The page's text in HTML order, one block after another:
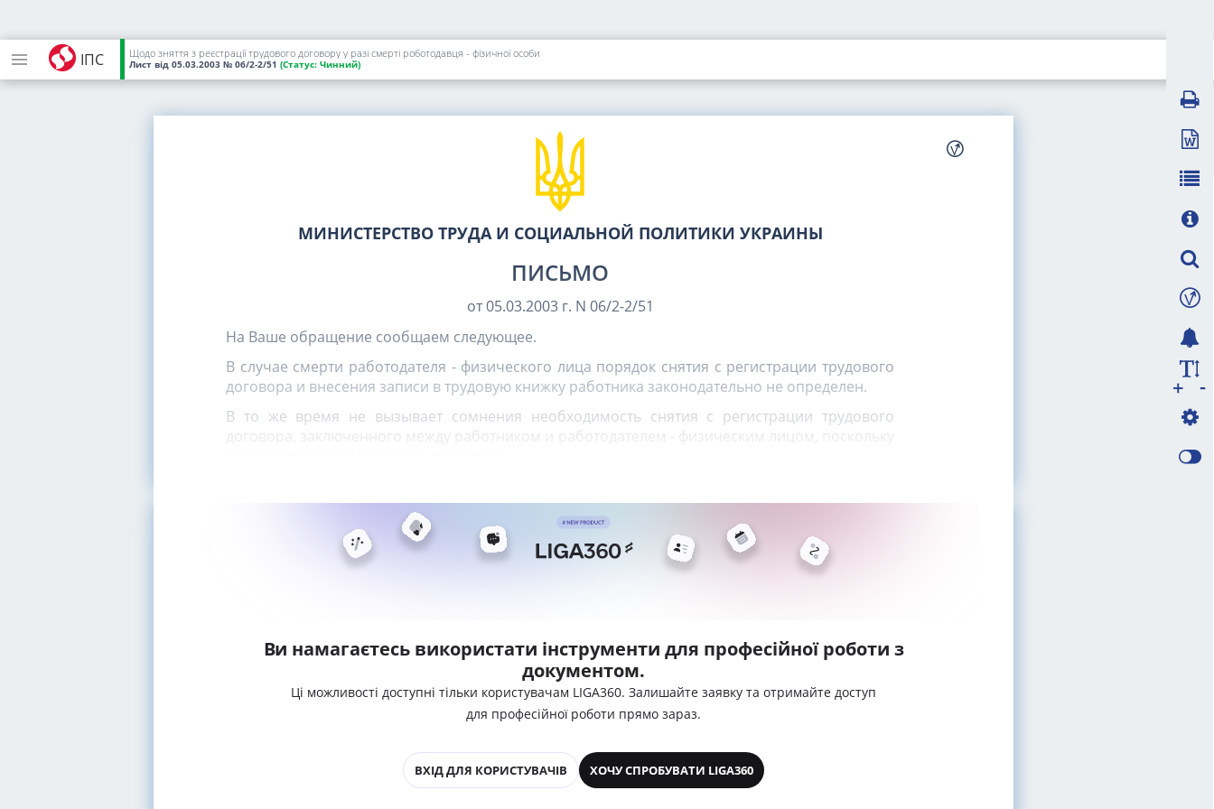
ІПС Щодо зняття з реєстрації трудового договору у разі смерті роботодавця - фізичної особи
Лист від 05.03.2003 № 06/2-2/51 (Статус: Чинний)
МИНИСТЕРСТВО ТРУДА И СОЦИАЛЬНОЙ ПОЛИТИКИ УКРАИНЫ
ПИСЬМО
от 05.03.2003 г. N 06/2-2/51
На Ваше обращение сообщаем следующее.
В случае смерти работодателя - физического лица порядок снятия с регистрации трудового
договора и внесения записи в трудовую книжку работника законодательно не определен.
В то же время не вызывает сомнения необходимость снятия с регистрации трудового
договора, заключенного между работником и работодателем - физическим лицом, поскольку
Ви намагаєтесь використати інструменти для професійної роботи з
документом.
Ці можливості доступні тільки користувачам LIGA360. Залишайте заявку та отримайте доступ
для професійної роботи прямо зараз.
ВХІД ДЛЯ КОРИСТУВАЧІВ ХОЧУ СПРОБУВАТИ LIGA360
-
+